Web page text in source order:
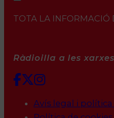
TOTA LA INFORMACIÓ
Ràdioilla a les xarxes
Avís legal i